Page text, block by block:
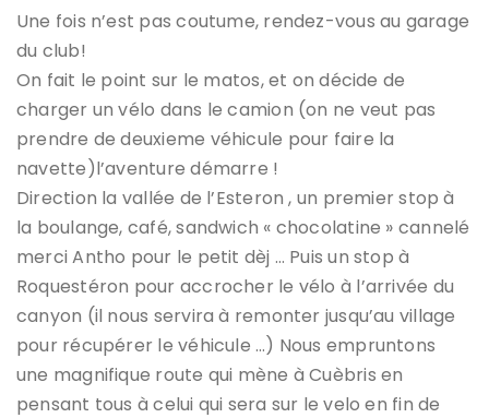
Une fois n’est pas coutume, rendez-vous au garage
du club!
On fait le point sur le matos, et on décide de
charger un vélo dans le camion (on ne veut pas
prendre de deuxieme véhicule pour faire la
navette)l’aventure démarre !
Direction la vallée de l’Esteron , un premier stop à
la boulange, café, sandwich « chocolatine » cannelé
merci Antho pour le petit dèj … Puis un stop à
Roquestéron pour accrocher le vélo à l’arrivée du
canyon (il nous servira à remonter jusqu’au village
pour récupérer le véhicule …) Nous empruntons
une magnifique route qui mène à Cuèbris en
pensant tous à celui qui sera sur le velo en fin de